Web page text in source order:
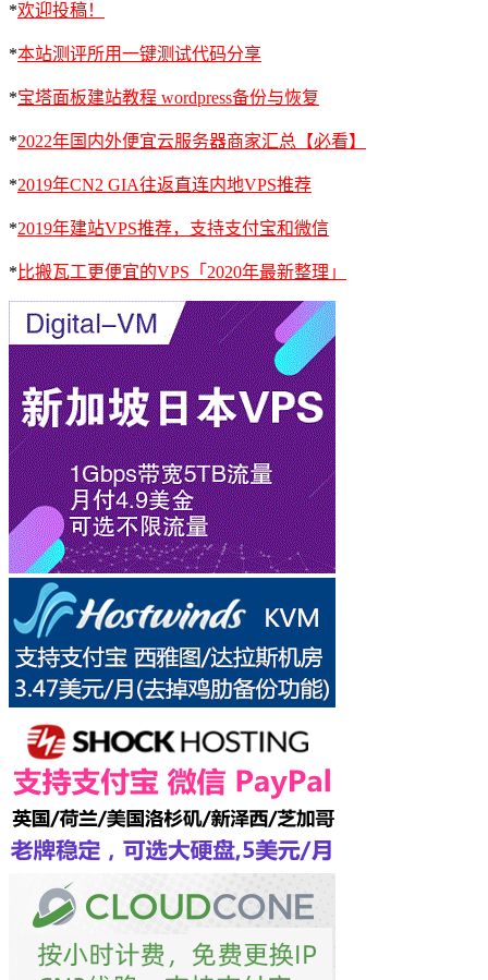
*欢迎投稿！
*本站测评所用一键测试代码分享
*宝塔面板建站教程 wordpress备份与恢复
*2022年国内外便宜云服务器商家汇总【必看】
*2019年CN2 GIA往返直连内地VPS推荐
*2019年建站VPS推荐，支持支付宝和微信
* 比搬瓦工更便宜的VPS「2020年最新整理」